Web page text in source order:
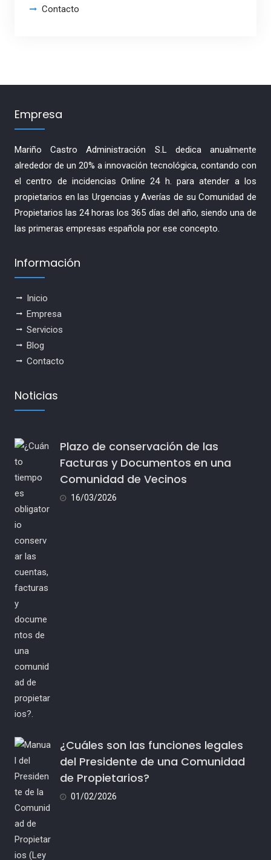
Contacto
Empresa
Mariño Castro Administración S.L dedica anualmente
alrededor de un 20% a innovación tecnológica, contando con
el centro de incidencias Online 24 h. para atender a los
propietarios en las Urgencias y Averías de su Comunidad de
Propietarios las 24 horas los 365 días del año, siendo una de
las primeras empresas española por ese concepto.
Información
Inicio
Empresa
Servicios
Blog
Contacto
Noticias
Plazo de conservación de las
Facturas y Documentos en una
Comunidad de Vecinos
16/03/2026
¿Cuáles son las funciones legales
del Presidente de una Comunidad
de Propietarios?
01/02/2026